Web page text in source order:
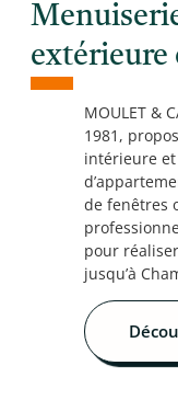
extérieure
MOULET &
1981,
intérieure
de fenêtres
pour
jusqu’à